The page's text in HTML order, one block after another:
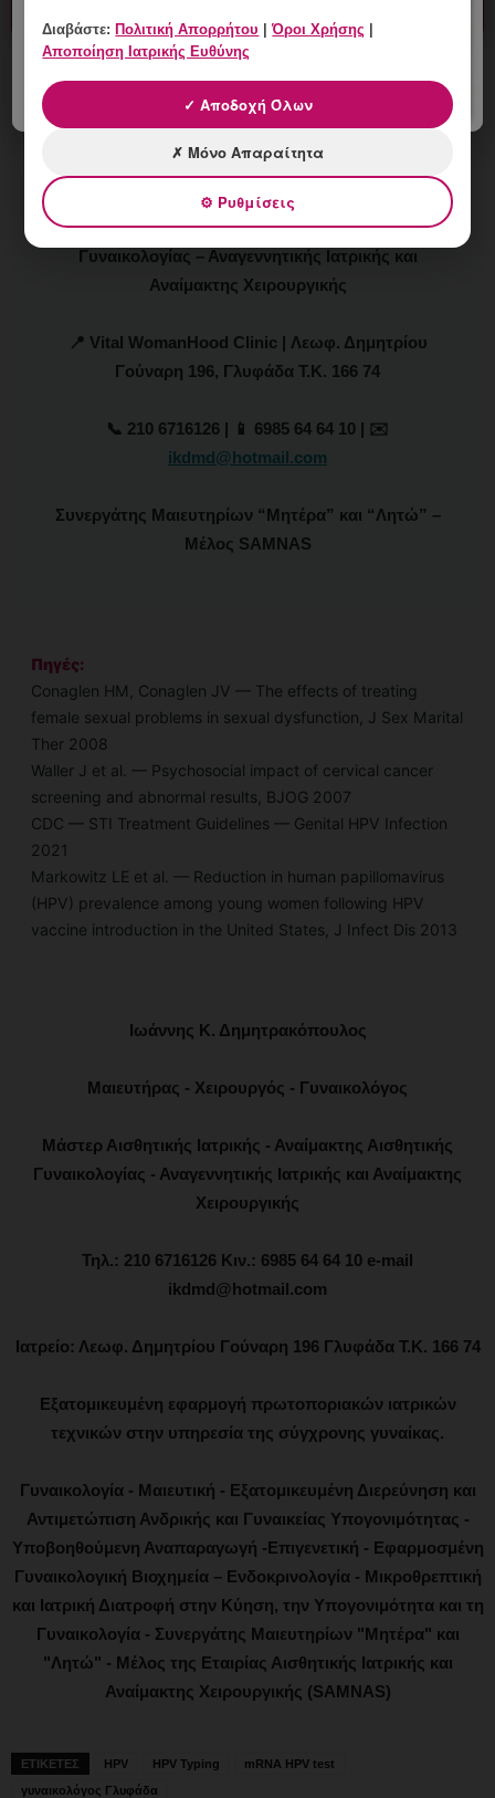
Δρ. Ιωάννης Κ. Δημητρακόπουλος
Μάστερ Αισθητικής Ιατρικής – Αναίμακτης Αισθητικής
Γυναικολογίας – Αναγεννητικής Ιατρικής και
Αναίμακτης Χειρουργικής
📍 Vital WomanHood Clinic | Λεωφ. Δημητρίου
Γούναρη 196, Γλυφάδα Τ.Κ. 166 74
📞 210 6716126 | 📱 6985 64 64 10 | ✉️
ikdmd@hotmail.com
Συνεργάτης Μαιευτηρίων “Μητέρα” και “Λητώ” –
Μέλος SAMNAS
Πηγές:
Conaglen HM, Conaglen JV — The effects of treating
female sexual problems in sexual dysfunction, J Sex Marital
Ther 2008
Waller J et al. — Psychosocial impact of cervical cancer
screening and abnormal results, BJOG 2007
CDC — STI Treatment Guidelines — Genital HPV Infection
2021
Markowitz LE et al. — Reduction in human papillomavirus
(HPV) prevalence among young women following HPV
vaccine introduction in the United States, J Infect Dis 2013
Ιωάννης Κ. Δημητρακόπουλος
Μαιευτήρας - Χειρουργός - Γυναικολόγος
Μάστερ Αισθητικής Ιατρικής - Αναίμακτης Αισθητικής
Γυναικολογίας - Αναγεννητικής Ιατρικής και Αναίμακτης
Χειρουργικής
Τηλ.: 210 6716126 Κιν.: 6985 64 64 10 e-mail
ikdmd@hotmail.com
Ιατρείο: Λεωφ. Δημητρίου Γούναρη 196 Γλυφάδα Τ.Κ. 166 74
Εξατομικευμένη εφαρμογή πρωτοποριακών ιατρικών
τεχνικών στην υπηρεσία της σύγχρονης γυναίκας.
Γυναικολογία - Μαιευτική - Εξατομικευμένη Διερεύνηση και
Αντιμετώπιση Ανδρικής και Γυναικείας Υπογονιμότητας -
Υποβοηθούμενη Αναπαραγωγή -Επιγενετική - Εφαρμοσμένη
Γυναικολογική Βιοχημεία – Ενδοκρινολογία - Μικροθρεπτική
και Ιατρική Διατροφή στην Κύηση, την Υπογονιμότητα και τη
Γυναικολογία - Συνεργάτης Μαιευτηρίων "Μητέρα" και
"Λητώ" - Μέλος της Εταιρίας Αισθητικής Ιατρικής και
Αναίμακτης Χειρουργικής (SAMNAS)
ΕΤΙΚΕΤΕΣ HPV HPV Typing
mRNA HPV test
γυναικολόγος Γλυφάδα
Διαβάστε:Πολιτική Απορρήτου |Όροι Χρήσης |
Αποποίηση Ιατρικής Ευθύνης
✓ Αποδοχή Όλων
✗ Μόνο Απαραίτητα
⚙ Ρυθμίσεις